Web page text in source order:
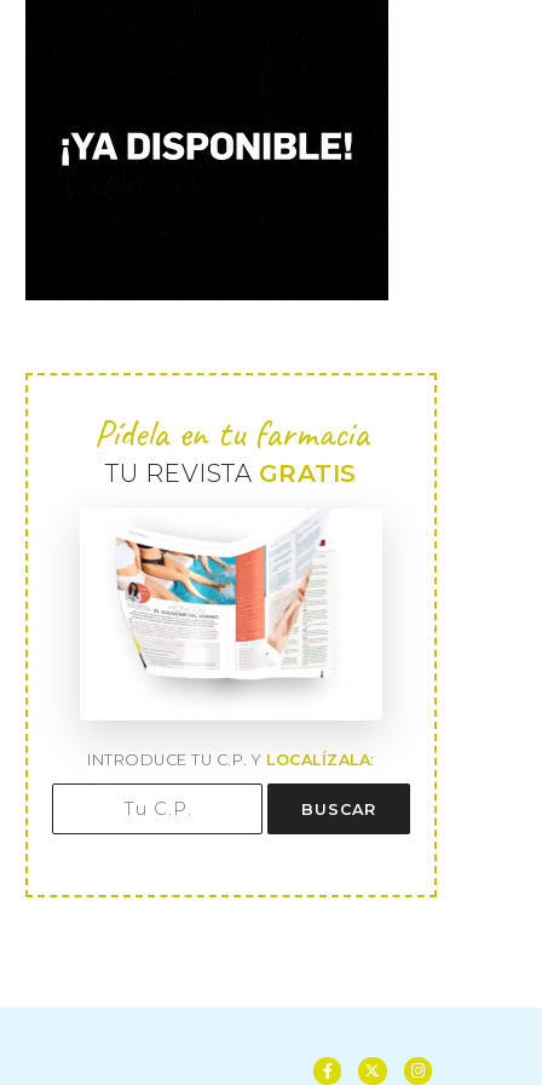
Pídela en tu farmacia
TU REVISTA GRATIS
INTRODUCE TU C.P. Y LOCALÍZALA:
BUSCAR